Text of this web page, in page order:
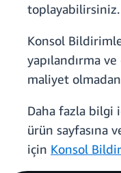
toplayabilirsiniz.
Konsol
yapılandırma
maliyet
Daha fazla bilgi
ürün sayfasına
için Konsol